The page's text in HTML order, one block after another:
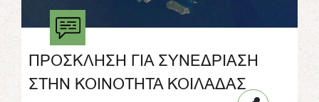
ΠΡΟΣΚΛΗΣΗ ΓΙΑ ΣΥΝΕΔΡΙΑΣΗ
ΣΤΗΝ ΚΟΙΝΟΤΗΤΑ ΚΟΙΛΑΔΑΣ